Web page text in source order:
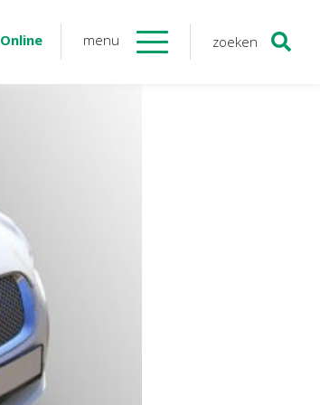
Online menu zoeken
BaseCone – Facturen
Visionplanner – Rapportage
Klantenportaal – Online dossiers
Online Salaris – Salarissen
Nextens-Accorderen aangiften